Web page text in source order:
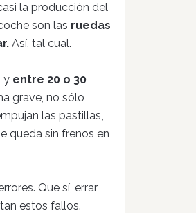
la producción del
son las ruedas
Así, tal cual.
y entre 20 o 30
grave, no sólo
las pastillas,
queda sin frenos en
Que sí, errar
estos fallos.